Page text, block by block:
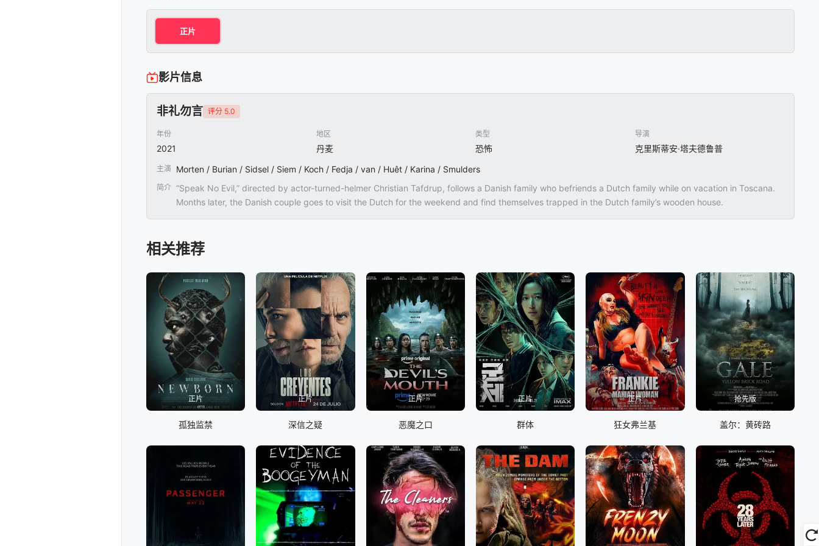
正片
影片信息
非礼勿言 评分 5.0
年份
2021
地区
丹麦
类型
恐怖
导演
克里斯蒂安·塔夫德鲁普
主演 Morten / Burian / Sidsel / Siem / Koch / Fedja / van / Huêt / Karina / Smulders
简介 “Speak No Evil,” directed by actor-turned-helmer Christian Tafdrup, follows a Danish family who befriends a Dutch family while on vacation in Toscana.
Months later, the Danish couple goes to visit the Dutch for the weekend and find themselves trapped in the Dutch family’s wooden house.
相关推荐
正片
孤独监禁
正片
深信之疑
正片
恶魔之口
正片
群体
正片
狂女弗兰基
抢先版
盖尔：黄砖路